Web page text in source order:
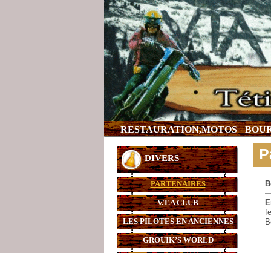
RESTAURATION,MOTOS
DIVERS
PARTENAIRES
V.T.A CLUB
LES PILOTES EN ANCIENNES
GROUIK’S WORLD